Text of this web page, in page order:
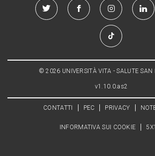
© 2026 UNIVERSITÀ VITA - SALUTE SAN
v1.10.0.as2
CONTATTI PEC PRIVACY
INFORMATIVA SUI COOKIE